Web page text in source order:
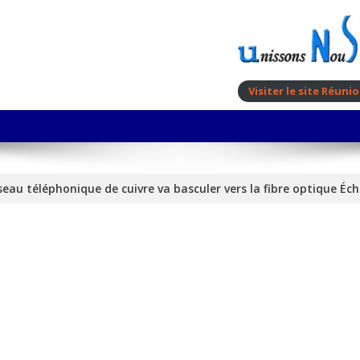
Visiter le site
téléphonique de cuivre va basculer vers la fibre optique